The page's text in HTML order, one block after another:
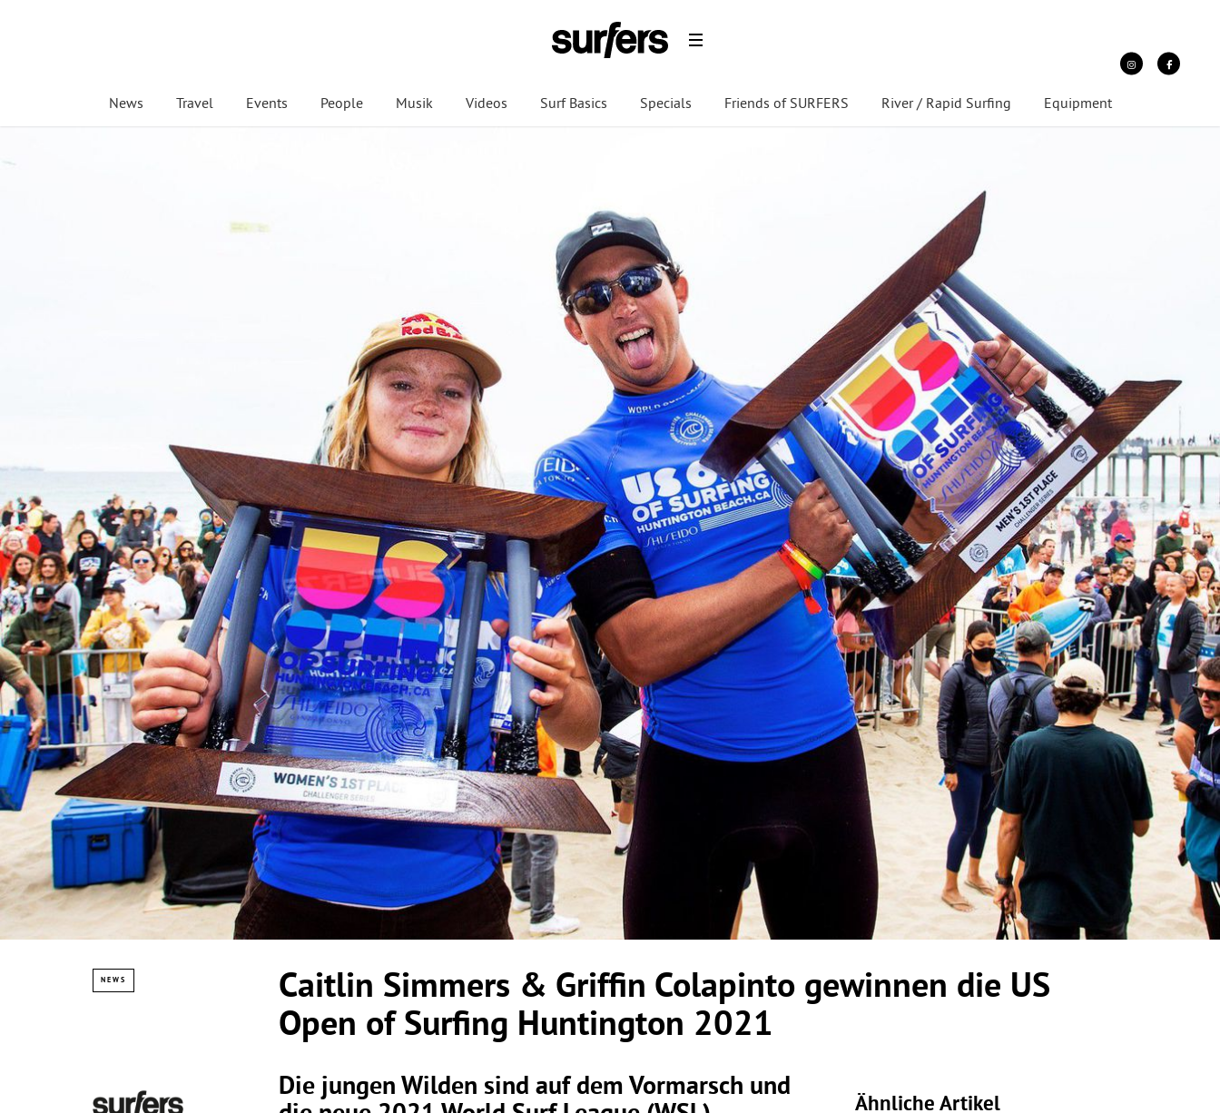
News Travel Events People Musik Videos Surf Basics Specials Friends of SURFERS River / Rapid Surfing Equipment
NEWS
Caitlin Simmers & Griffin Colapinto gewinnen die US
Open of Surfing Huntington 2021
Die jungen Wilden sind auf dem Vormarsch und
Ähnliche Artikel